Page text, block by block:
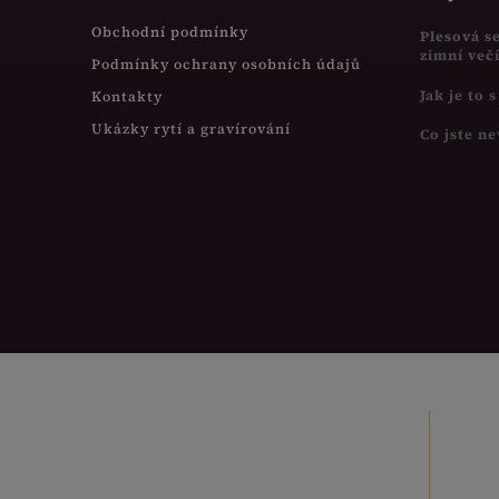
Obchodní podmínky
Podmínky ochrany osobních údajů
Kontakty
Ukázky rytí a gravírování
Plesová
zimní
Jak je to
Co jste